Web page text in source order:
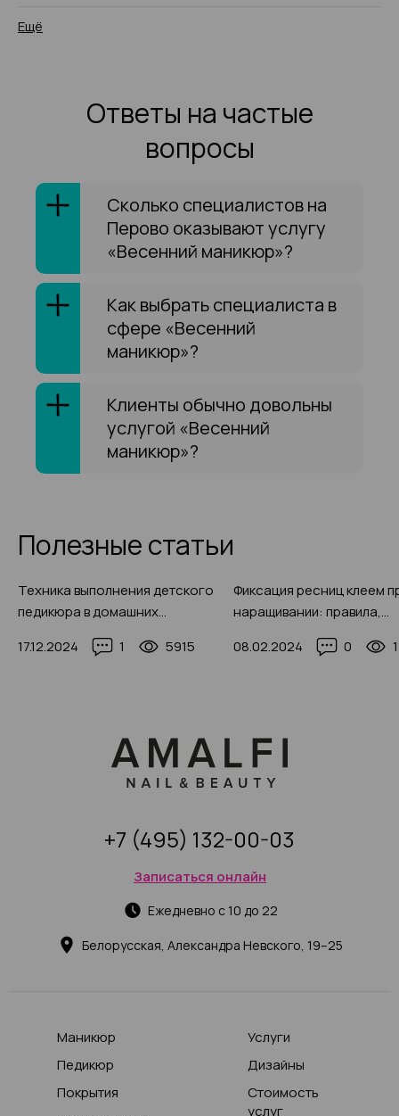
Ещё
Ответы на частые
вопросы
Сколько специалистов на
Перово оказывают услугу
«Весенний маникюр»?
Как выбрать специалиста в
сфере «Весенний
маникюр»?
Клиенты обычно довольны
услугой «Весенний
маникюр»?
Полезные статьи
Техника выполнения детского
педикюра в домашних
фото-идей
17.12.2024 1 5915
Фиксация ресниц клеем
наращивании: правила,
пошаговая инструкция с
08.02.2024 0
Белорусская, Александра Невского, 19–25
Ежедневно с 10 до 22
Записаться онлайн
+7 (495) 132-00-03
Маникюр
Педикюр
Покрытия
Услуги
Дизайны
Стоимость
услуг